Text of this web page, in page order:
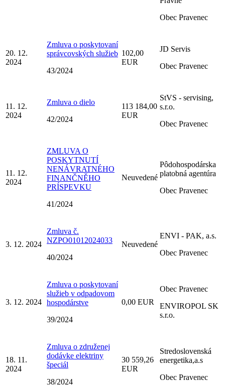
Obec Pravenec
20. 12.
2024
Zmluva o poskytovaní
správcovských služieb
43/2024
102,00
EUR
JD Servis
Obec Pravenec
11. 12.
2024
Zmluva o dielo
42/2024
113 184,00
EUR
StVS - servising,
s.r.o.
Obec Pravenec
11. 12.
2024
ZMLUVA O
POSKYTNUTÍ
NENÁVRATNÉHO
FINANČNĚHO
PRÍSPEVKU
41/2024
Neuvedené
Pôdohospodárska
platobná agentúra
Obec Pravenec
3. 12. 2024
Zmluva č.
NZPO01012024033
40/2024
Neuvedené
ENVI - PAK, a.s.
Obec Pravenec
3. 12. 2024
Zmluva o poskytovaní
služieb v odpadovom
hospodárstve
39/2024
0,00 EUR
Obec Pravenec
ENVIROPOL SK
s.r.o.
18. 11.
2024
Zmluva o združenej
dodávke elektriny
špeciál
38/2024
30 559,26
EUR
Stredoslovenská
energetika,a.s
Obec Pravenec